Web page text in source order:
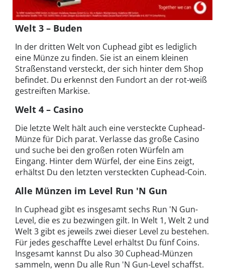
Welt 3 – Buden
In der dritten Welt von Cuphead gibt es lediglich
eine Münze zu finden. Sie ist an einem kleinen
Straßenstand versteckt, der sich hinter dem Shop
befindet. Du erkennst den Fundort an der rot-weiß
gestreiften Markise.
Welt 4 – Casino
Die letzte Welt hält auch eine versteckte Cuphead-
Münze für Dich parat. Verlasse das große Casino
und suche bei den großen roten Würfeln am
Eingang. Hinter dem Würfel, der eine Eins zeigt,
erhältst Du den letzten versteckten Cuphead-Coin.
Alle Münzen im Level Run 'N Gun
In Cuphead gibt es insgesamt sechs Run 'N Gun-
Level, die es zu bezwingen gilt. In Welt 1, Welt 2 und
Welt 3 gibt es jeweils zwei dieser Level zu bestehen.
Für jedes geschaffte Level erhältst Du fünf Coins.
Insgesamt kannst Du also 30 Cuphead-Münzen
sammeln, wenn Du alle Run 'N Gun-Level schaffst.